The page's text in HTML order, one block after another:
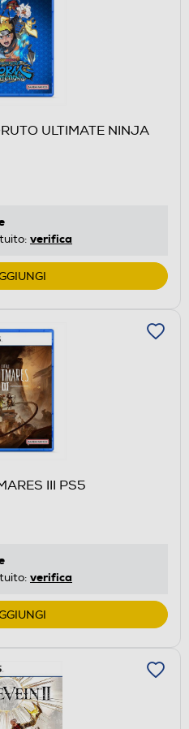
ULTIMATE NINJA
verifica
III PS5
verifica